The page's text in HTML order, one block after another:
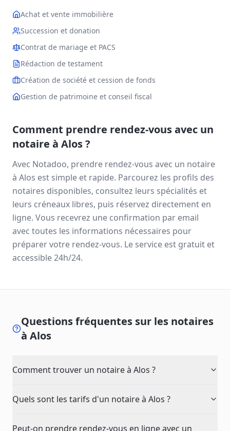
Achat et vente immobilière
Succession et donation
Contrat de mariage et PACS
Rédaction de testament
Création de société et cession de fonds
Gestion de patrimoine et conseil fiscal
Comment prendre rendez-vous avec un
notaire à Alos?
Avec Notadoo, prendre rendez-vous avec un notaire
à Alos est simple et rapide. Parcourez les profils des
notaires disponibles, consultez leurs spécialités et
leurs créneaux libres, puis réservez directement en
ligne. Vous recevrez une confirmation par email
avec toutes les informations nécessaires pour
préparer votre rendez-vous. Le service est gratuit et
accessible 24h/24.
Questions fréquentes sur les notaires
àAlos
Comment trouver un notaire à Alos ?
Quels sont les tarifs d'un notaire à Alos ?
Peut-on prendre rendez-vous en ligne avec un